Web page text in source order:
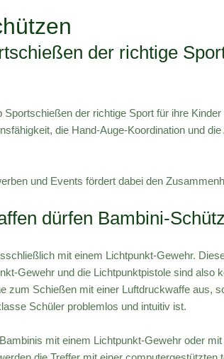
der richtige
Sportschießen der richtige Sport für ihre
die Hand-Auge-Koordination und
und Events fördert dabei den
dürfen Bambini-
mit einem Lichtpunkt-Gewehr.
Gewehr und die Lichtpunktpistole sind also
zum Schießen mit einer Luftdruckwaffe aus,
Schüler problemlos und intuitiv ist.
mit einem Lichtpunkt-Gewehr oder